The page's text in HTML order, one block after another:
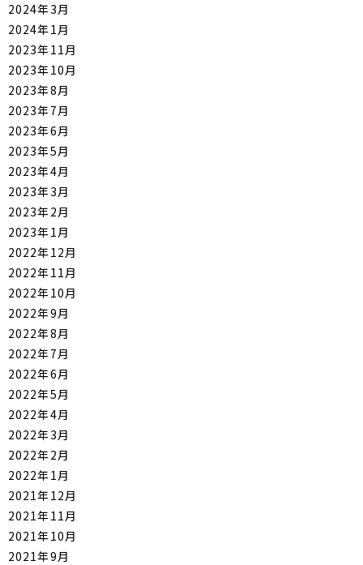
2024年3月
2024年1月
2023年11月
2023年10月
2023年8月
2023年7月
2023年6月
2023年5月
2023年4月
2023年3月
2023年2月
2023年1月
2022年12月
2022年11月
2022年10月
2022年9月
2022年8月
2022年7月
2022年6月
2022年5月
2022年4月
2022年3月
2022年2月
2022年1月
2021年12月
2021年11月
2021年10月
2021年9月